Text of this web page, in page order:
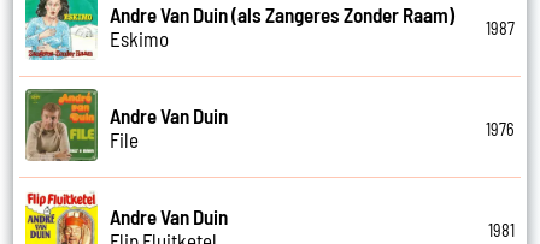
Andre Van Duin (als Zangeres Zonder Raam)
Eskimo
1987
Andre Van Duin
File
1976
Andre Van Duin
1981